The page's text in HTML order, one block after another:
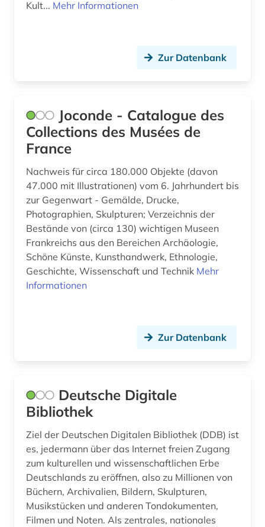
Kult... Mehr Informationen
Zur Datenbank
Joconde - Catalogue des
Collections des Musées de
France
Nachweis für circa 180.000 Objekte (davon
47.000 mit Illustrationen) vom 6. Jahrhundert bis
zur Gegenwart - Gemälde, Drucke,
Photographien, Skulpturen; Verzeichnis der
Bestände von (circa 130) wichtigen Museen
Frankreichs aus den Bereichen Archäologie,
Schöne Künste, Kunsthandwerk, Ethnologie,
Geschichte, Wissenschaft und Technik Mehr
Informationen
Zur Datenbank
Deutsche Digitale
Bibliothek
Ziel der Deutschen Digitalen Bibliothek (DDB) ist
es, jedermann über das Internet freien Zugang
zum kulturellen und wissenschaftlichen Erbe
Deutschlands zu eröffnen, also zu Millionen von
Büchern, Archivalien, Bildern, Skulpturen,
Musikstücken und anderen Tondokumenten,
Filmen und Noten. Als zentrales, nationales